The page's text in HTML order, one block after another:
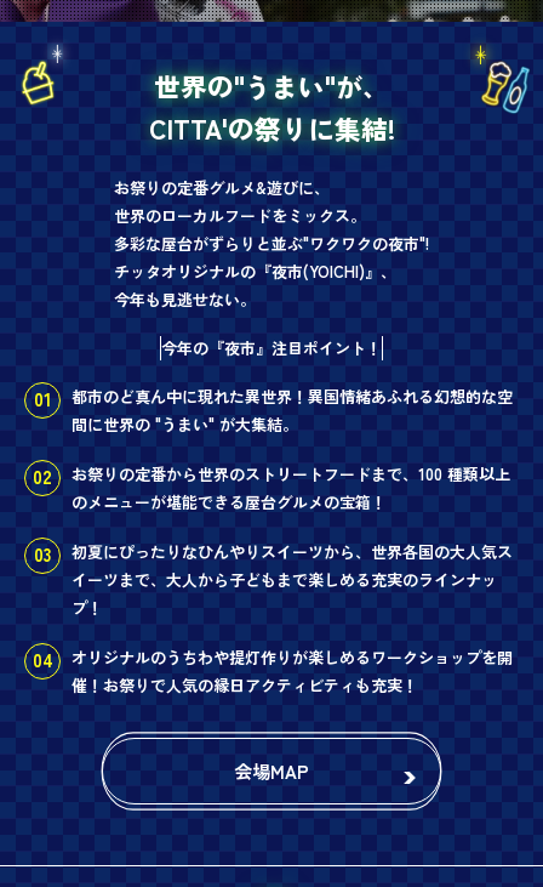
世界の"うまい"が、
CITTA'の祭りに集結!
お祭りの定番グルメ&遊びに、
世界のローカルフードをミックス。
多彩な屋台がずらりと並ぶ"ワクワクの夜市"!
チッタオリジナルの『夜市(YOICHI)』、
今年も見逃せない。
今年の『夜市』注目ポイント！
都市のど真ん中に現れた異世界！異国情緒あふれる幻想的な空
間に世界の "うまい" が大集結。
お祭りの定番から世界のストリートフードまで、100 種類以上
のメニューが堪能できる屋台グルメの宝箱！
初夏にぴったりなひんやりスイーツから、世界各国の大人気ス
イーツまで、大人から子どもまで楽しめる充実のラインナッ
プ！
オリジナルのうちわや提灯作りが楽しめるワークショップを開
催！お祭りで人気の縁日アクティビティも充実！
会場MAP